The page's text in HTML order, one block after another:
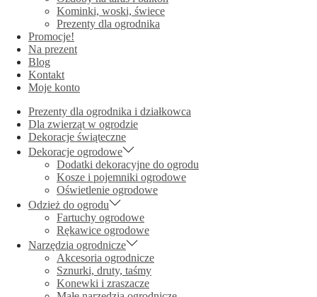
Kominki, woski, świece
Prezenty dla ogrodnika
Promocje!
Na prezent
Blog
Kontakt
Moje konto
Prezenty dla ogrodnika i działkowca
Dla zwierząt w ogrodzie
Dekoracje świąteczne
Dekoracje ogrodowe
Dodatki dekoracyjne do ogrodu
Kosze i pojemniki ogrodowe
Oświetlenie ogrodowe
Odzież do ogrodu
Fartuchy ogrodowe
Rękawice ogrodowe
Narzędzia ogrodnicze
Akcesoria ogrodnicze
Sznurki, druty, taśmy
Konewki i zraszacze